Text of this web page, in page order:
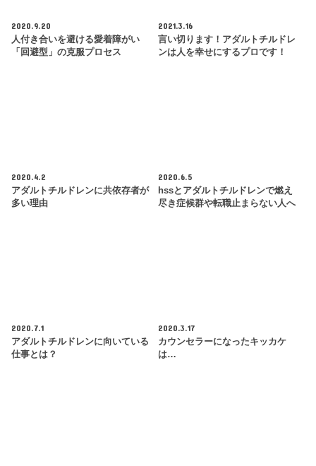
2020.9.20
人付き合いを避ける愛着障がい
「回避型」の克服プロセス
2021.3.16
言い切ります！アダルトチルドレ
ンは人を幸せにするプロです！
2020.4.2
アダルトチルドレンに共依存者が
多い理由
2020.6.5
hssとアダルトチルドレンで燃え
尽き症候群や転職止まらない人へ
2020.7.1
アダルトチルドレンに向いている
仕事とは？
2020.3.17
カウンセラーになったキッカケ
は…